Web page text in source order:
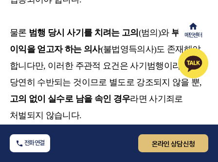
물론 범행 당시 사기를 치려는 고의 (범의)와 부당한
이익을 얻고자 하는 의사(불법영득의사)도 존재해야
합니다만, 이러한 주관적 요건은 사기범행이라면
당연히 수반되는 것이므로 별도로 강조되지 않을 뿐,
고의 없이 실수로 남을 속인 경우라면 사기죄로
처벌되지 않습니다.
정리하면, 사기죄 구성 요건 으로는기망행위→
전화연결 온라인 상담신청
메인센터